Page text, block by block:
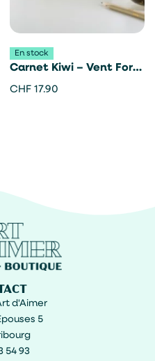
En stock
Carnet Kiwi – Vent For
Change
CHF 17.90
d'Aimer
5
54 93